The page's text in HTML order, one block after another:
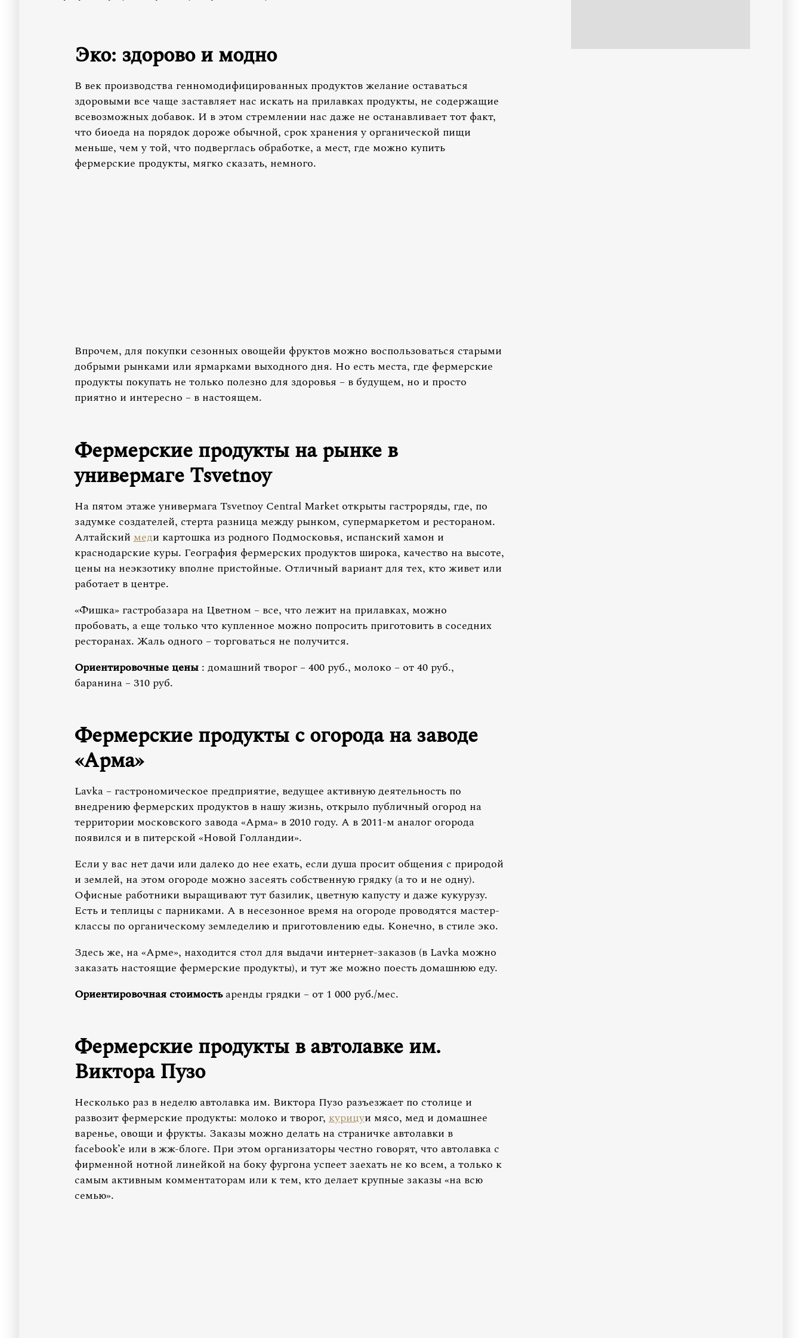
Эко: здорово и модно
В век производства генномодифицированных продуктов желание оставаться
здоровыми все чаще заставляет нас искать на прилавках продукты, не содержащие
всевозможных добавок. И в этом стремлении нас даже не останавливает тот факт,
что биоеда на порядок дороже обычной, срок хранения у органической пищи
меньше, чем у той, что подверглась обработке, а мест, где можно купить
фермерские продукты, мягко сказать, немного.
Впрочем, для покупки сезонных овощейи фруктов можно воспользоваться старыми
добрыми рынками или ярмарками выходного дня. Но есть места, где фермерские
продукты покупать не только полезно для здоровья – в будущем, но и просто
приятно и интересно – в настоящем.
Фермерские продукты на рынке в
универмаге Tsvetnoy
На пятом этаже универмага Tsvetnoy Central Market открыты гастроряды, где, по
задумке создателей, стерта разница между рынком, супермаркетом и рестораном.
Алтайскиймеди картошка из родного Подмосковья, испанский хамон и
краснодарские куры. География фермерских продуктов широка, качество на высоте,
цены на неэкзотику вполне пристойные. Отличный вариант для тех, кто живет или
работает в центре.
«Фишка» гастробазара на Цветном – все, что лежит на прилавках, можно
пробовать, а еще только что купленное можно попросить приготовить в соседних
ресторанах. Жаль одного – торговаться не получится.
Ориентировочные цены: домашний творог – 400 руб., молоко – от 40 руб.,
баранина – 310 руб.
Фермерские продукты с огорода на заводе
«Арма»
Lavka – гастрономическое предприятие, ведущее активную деятельность по
внедрению фермерских продуктов в нашу жизнь, открыло публичный огород на
территории московского завода «Арма» в 2010 году. А в 2011-м аналог огорода
появился и в питерской «Новой Голландии».
Если у вас нет дачи или далеко до нее ехать, если душа просит общения с природой
и землей, на этом огороде можно засеять собственную грядку (а то и не одну).
Офисные работники выращивают тут базилик, цветную капусту и даже кукурузу.
Есть и теплицы с парниками. А в несезонное время на огороде проводятся мастер-
классы по органическому земледелию и приготовлению еды. Конечно, в стиле эко.
Здесь же, на «Арме», находится стол для выдачи интернет-заказов (в Lavka можно
заказать настоящие фермерские продукты), и тут же можно поесть домашнюю еду.
Ориентировочная стоимостьаренды грядки – от 1 000 руб./мес.
Фермерские продукты в автолавке им.
Виктора Пузо
Несколько раз в неделю автолавка им. Виктора Пузо разъезжает по столице и
развозит фермерские продукты: молоко и творог,курицуи мясо, мед и домашнее
варенье, овощи и фрукты. Заказы можно делать на страничке автолавки в
facebook’e или в жж-блоге. При этом организаторы честно говорят, что автолавка с
фирменной нотной линейкой на боку фургона успеет заехать не ко всем, а только к
самым активным комментаторам или к тем, кто делает крупные заказы «на всю
семью».